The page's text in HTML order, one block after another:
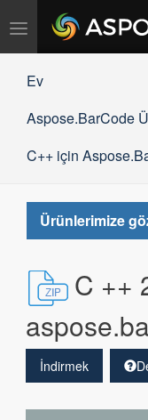
Gezinmeyi
Ev
Aspose.BarCode
C++ için
Ürünlerimize
C ++
İndirmek